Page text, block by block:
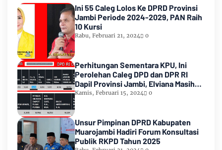
Ini 55 Caleg Lolos Ke DPRD Provinsi
Jambi Periode 2024-2029, PAN Raih
10 Kursi
Rabu, Februari 21, 2024 0
Perhitungan Sementara KPU, Ini
Perolehan Caleg DPD dan DPR RI
Dapil Provinsi Jambi, Elviana Masih
Urutan Kedua Teratas
Kamis, Februari 15, 2024 0
Unsur Pimpinan DPRD Kabupaten
Muarojambi Hadiri Forum Konsultasi
Publik RKPD Tahun 2025